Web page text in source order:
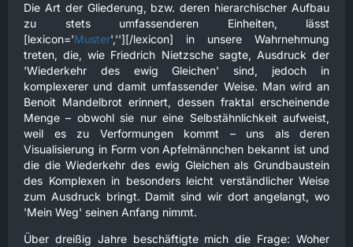
Die Art der Gliederung, bzw. deren hierarchischer Aufbau
zu stets umfassenderen Einheiten, lässt
[lexicon='Muster',''][/lexicon] in unsere Wahrnehmung
treten, die, wie Friedrich Nietzsche sagte, Ausdruck der
'Wiederkehr des ewig Gleichen' sind, jedoch in
komplexerer und damit umfassender Weise. Man wird an
Benoit Mandelbrot erinnert, dessen fraktal erscheinende
Menge – obwohl sie nur eine Selbstähnlichkeit aufweist,
weil es zu Verformungen kommt – uns als deren
Visualisierung in Form von Apfelmännchen bekannt ist und
die die Wiederkehr des ewig Gleichen als Grundbaustein
des Komplexen in besonders leicht verständlicher Weise
zum Ausdruck bringt. Damit sind wir dort angelangt, wo
'Mein Weg' seinen Anfang nimmt.
Über dreißig Jahre beschäftigte mich die Frage: Woher